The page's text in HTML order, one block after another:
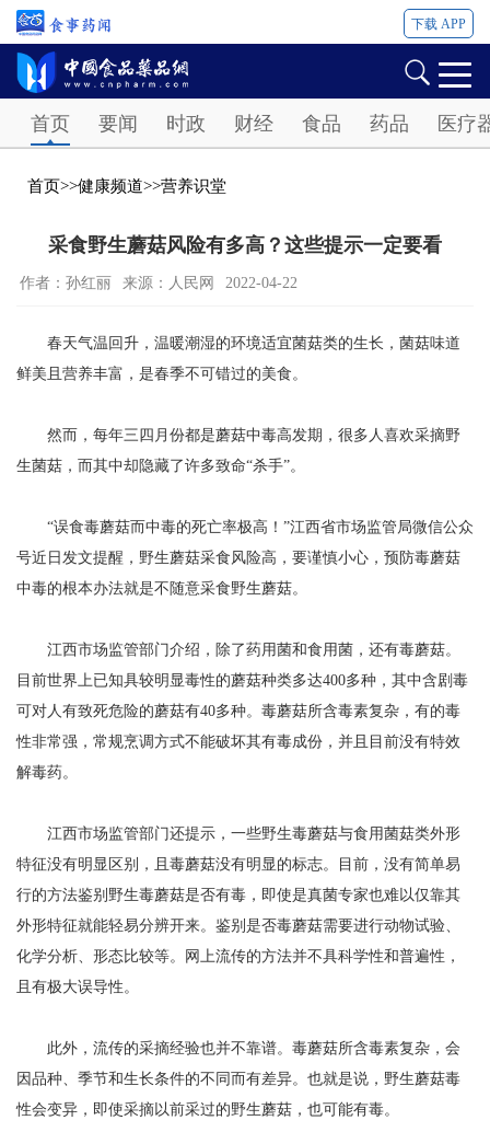
下载 APP
首页 要闻 时政 财经 食品 药品 医疗
首页>>健康频道>>营养识堂
采食野生蘑菇风险有多高？这些提示一定要看
作者：孙红丽 来源：人民网 2022-04-22
春天气温回升，温暖潮湿的环境适宜菌菇类的生长，菌菇味道
鲜美且营养丰富，是春季不可错过的美食。
然而，每年三四月份都是蘑菇中毒高发期，很多人喜欢采摘野
生菌菇，而其中却隐藏了许多致命“杀手”。
“误食毒蘑菇而中毒的死亡率极高！”江西省市场监管局微信公众
号近日发文提醒，野生蘑菇采食风险高，要谨慎小心，预防毒蘑菇
中毒的根本办法就是不随意采食野生蘑菇。
江西市场监管部门介绍，除了药用菌和食用菌，还有毒蘑菇。
目前世界上已知具较明显毒性的蘑菇种类多达400多种，其中含剧毒
可对人有致死危险的蘑菇有40多种。毒蘑菇所含毒素复杂，有的毒
性非常强，常规烹调方式不能破坏其有毒成份，并且目前没有特效
解毒药。
江西市场监管部门还提示，一些野生毒蘑菇与食用菌菇类外形
特征没有明显区别，且毒蘑菇没有明显的标志。目前，没有简单易
行的方法鉴别野生毒蘑菇是否有毒，即使是真菌专家也难以仅靠其
外形特征就能轻易分辨开来。鉴别是否毒蘑菇需要进行动物试验、
化学分析、形态比较等。网上流传的方法并不具科学性和普遍性，
且有极大误导性。
此外，流传的采摘经验也并不靠谱。毒蘑菇所含毒素复杂，会
因品种、季节和生长条件的不同而有差异。也就是说，野生蘑菇毒
性会变异，即使采摘以前采过的野生蘑菇，也可能有毒。